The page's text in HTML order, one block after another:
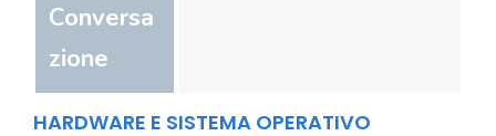
Conversa
zione
HARDWARE E SISTEMA OPERATIVO